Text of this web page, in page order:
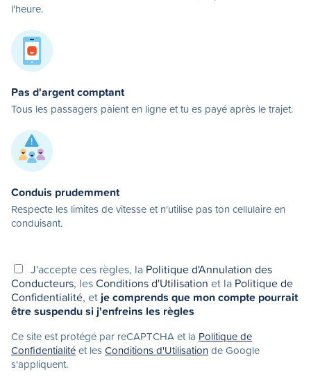
l'heure.
Pas d'argent comptant
Tous les passagers paient en ligne et tu es payé après le trajet.
Conduis prudemment
Respecte les limites de vitesse et n'utilise pas ton cellulaire en
conduisant.
J'accepte ces règles, la Politique d'Annulation des
Conducteurs, lesConditions d'Utilisation et la Politique de
Confidentialité, etje comprends que mon compte pourrait
être suspendu si j'enfreins les règles
Ce site est protégé par reCAPTCHA et la Politique de
Confidentialitéet lesConditions d'Utilisationde Google
s'appliquent.